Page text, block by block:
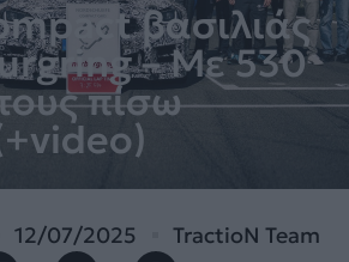
βασιλιάς
– Με 530
πίσω
12/07/2025 TractioN Team